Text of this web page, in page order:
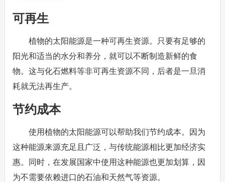
可再生
植物的太阳能源是一种可再生资源。只要有足够的
阳光和适当的水分和养分，就可以不断制造新鲜的食
物。这与化石燃料等非可再生资源不同，后者是一旦消
耗就无法再生产。
节约成本
使用植物的太阳能源可以帮助我们节约成本。因为
这种能源来源充足且广泛，与传统能源相比更加经济实
惠。同时，在发展国家中使用这种能源也更加划算，因
为不需要依赖进口的石油和天然气等资源。